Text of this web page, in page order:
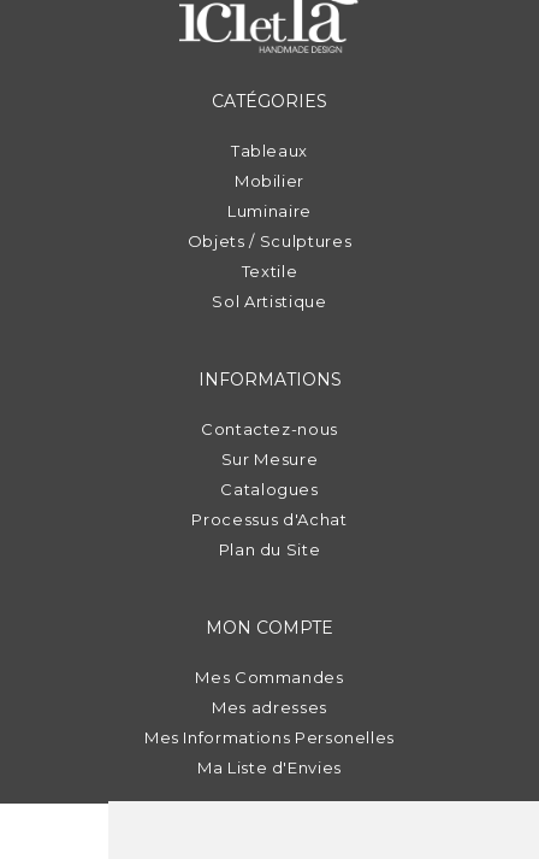
CATÉGORIES
Tableaux
Mobilier
Luminaire
Objets / Sculptures
Textile
Sol Artistique
INFORMATIONS
Contactez-nous
Sur Mesure
Catalogues
Processus d'Achat
Plan du Site
MON COMPTE
Mes Commandes
Mes adresses
Mes Informations Personelles
Ma Liste d'Envies